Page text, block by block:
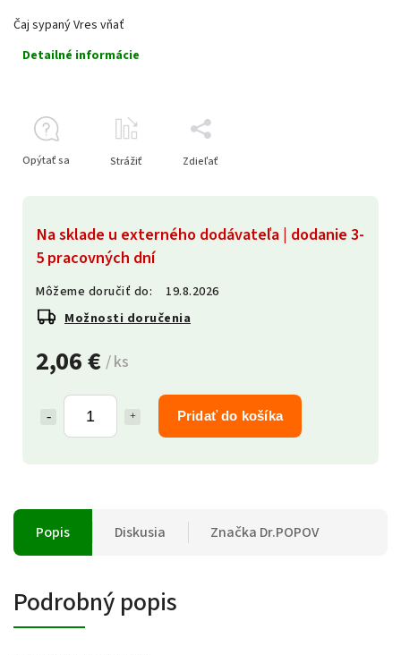
2,06 € / ks
Pridať do košíka
Na sklade u externého dodávateľa | dodanie 3-
5 pracovných dní
Môžeme doručiť do:
19.8.2026
Možnosti doručenia
Čaj sypaný Vres vňať
Detailné informácie
Opýtať sa Strážiť Zdieľať
Popis Diskusia Značka Dr.POPOV
Podrobný popis